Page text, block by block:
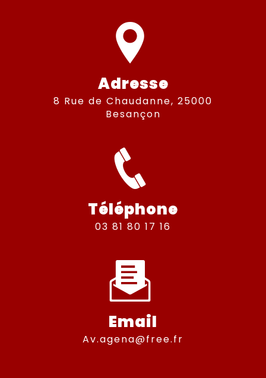
Adresse
8 Rue de Chaudanne, 25000
Besançon
Téléphone
03 81 80 17 16
Email
av.agena@free.fr